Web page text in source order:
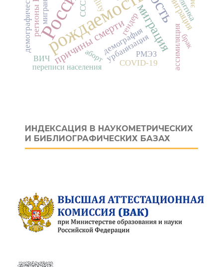
рождаемостьмиграция
причины смертигендер
урбанизация
COVID-19
демография
СССР
ассимиляция
аборт
брак
РМЭЗ
переписи населения
мигранты
ВИЧ
ИНДЕКСАЦИЯ В НАУКОМЕТРИЧЕСКИХ
И БИБЛИОГРАФИЧЕСКИХ БАЗАХ